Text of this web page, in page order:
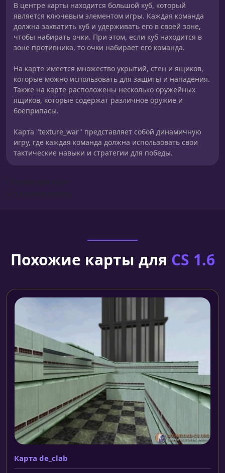
В центре карты находится большой куб, который
является ключевым элементом игры. Каждая команда
должна захватить куб и удерживать его в своей зоне,
чтобы набирать очки. При этом, если куб находится в
зоне противника, то очки набирает его команда.
На карте имеется множество укрытий, стен и ящиков,
которые можно использовать для защиты и нападения.
Также на карте расположены несколько оружейных
ящиков, которые содержат различное оружие и
боеприпасы.
Карта "texture_war" представляет собой динамичную
игру, где каждая команда должна использовать свои
тактические навыки и стратегии для победы.
Похожие карты для CS 1.6
Карта de_clab